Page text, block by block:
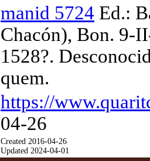
manid 5724 Ed.:
Chacón), Bon. 9-
1528?.
quem.
https://
04-26
Created 2016-04-26
Updated 2024-04-01